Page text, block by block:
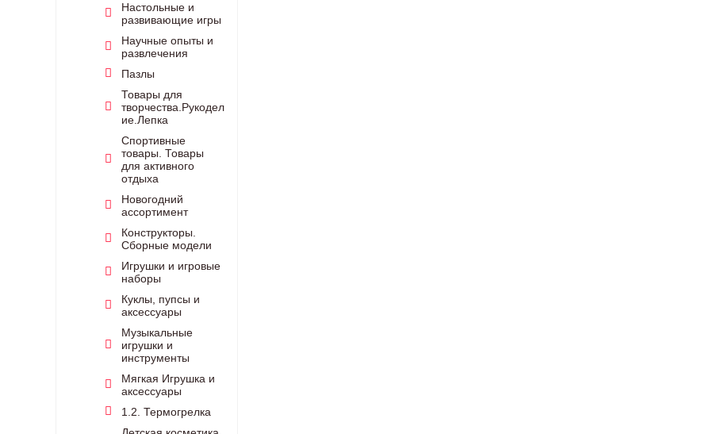
Настольные и
развивающие игры
Научные опыты и
развлечения
Пазлы
Товары для
творчества.Рукодел
ие.Лепка
Спортивные
товары. Товары
для активного
отдыха
Новогодний
ассортимент
Конструкторы.
Сборные модели
Игрушки и игровые
наборы
Куклы, пупсы и
аксессуары
Музыкальные
игрушки и
инструменты
Мягкая Игрушка и
аксессуары
1.2. Термогрелка